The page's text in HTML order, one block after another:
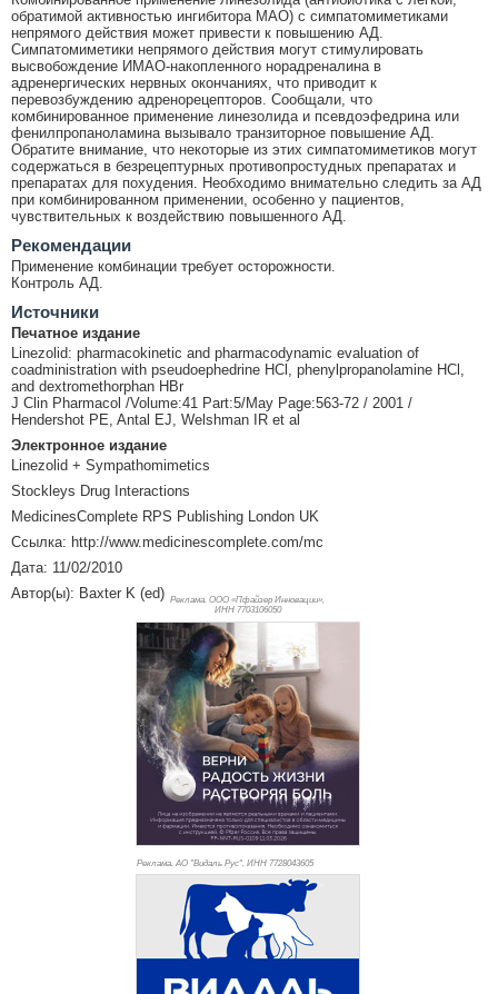
обратимой активностью ингибитора МАО) с симпатомиметиками
непрямого действия может привести к повышению АД.
Симпатомиметики непрямого действия могут стимулировать
высвобождение ИМАО-накопленного норадреналина в
адренергических нервных окончаниях, что приводит к
перевозбуждению адренорецепторов. Сообщали, что
комбинированное применение линезолида и псевдоэфедрина или
фенилпропаноламина вызывало транзиторное повышение АД.
Обратите внимание, что некоторые из этих симпатомиметиков могут
содержаться в безрецептурных противопростудных препаратах и
препаратах для похудения. Необходимо внимательно следить за АД
при комбинированном применении, особенно у пациентов,
чувствительных к воздействию повышенного АД.
Рекомендации
Применение комбинации требует осторожности.
Контроль АД.
Источники
Печатное издание
Linezolid: pharmacokinetic and pharmacodynamic evaluation of
coadministration with pseudoephedrine HCl, phenylpropanolamine HCl,
and dextromethorphan HBr
J Clin Pharmacol /Volume:41 Part:5/May Page:563-72 / 2001 /
Hendershot PE, Antal EJ, Welshman IR et al
Электронное издание
Linezolid + Sympathomimetics
Stockleys Drug Interactions
MedicinesComplete RPS Publishing London UK
Ссылка: http://www.medicinescomplete.com/mc
Дата: 11/02/2010
Автор(ы): Baxter K (ed) Реклама. ООО «Пфайзер Инновации»,
ИНН 7703106050
Реклама. АО "Видаль Рус", ИНН 7728043605